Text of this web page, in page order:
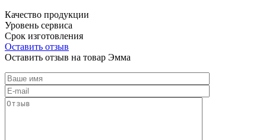
Качество продукции
Уровень сервиса
Срок изготовления
Оставить отзыв
Оставить отзыв на товар Эмма